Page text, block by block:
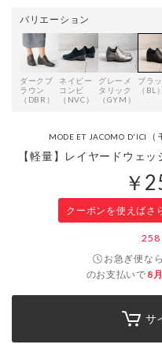
バリエーション
ダークブ
ラウン
（DBR）
ネイビー
コンビ
（NVC）
グレーメ
タリック
（GYM）
ブラ
（BL）
MODE ET JACOMO D'ICI
【軽量】レイヤードウェ
￥
クーポンを使えばさ
258
お急ぎ便なら
のお支払いで 8
サ